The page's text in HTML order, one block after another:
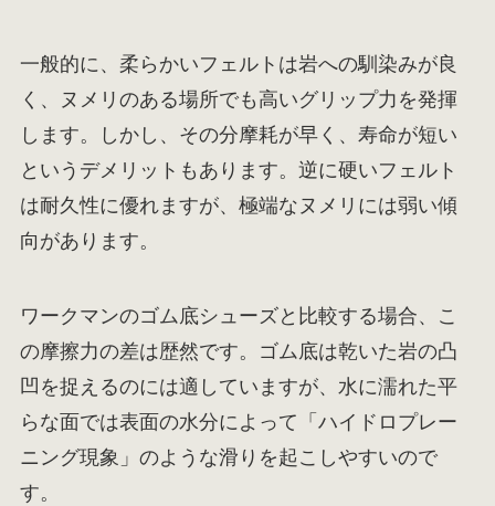
一般的に、柔らかいフェルトは岩への馴染みが良
く、ヌメリのある場所でも高いグリップ力を発揮
します。しかし、その分摩耗が早く、寿命が短い
というデメリットもあります。逆に硬いフェルト
は耐久性に優れますが、極端なヌメリには弱い傾
向があります。
ワークマンのゴム底シューズと比較する場合、こ
の摩擦力の差は歴然です。ゴム底は乾いた岩の凸
凹を捉えるのには適していますが、水に濡れた平
らな面では表面の水分によって「ハイドロプレー
ニング現象」のような滑りを起こしやすいので
す。